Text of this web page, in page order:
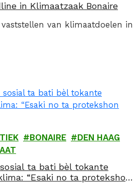
in Klimaatzaak Bonaire
van klimaatdoelen in
BONAIRE
DEN HAAG
ta bati bèl tokante
“Esaki no ta protekshon